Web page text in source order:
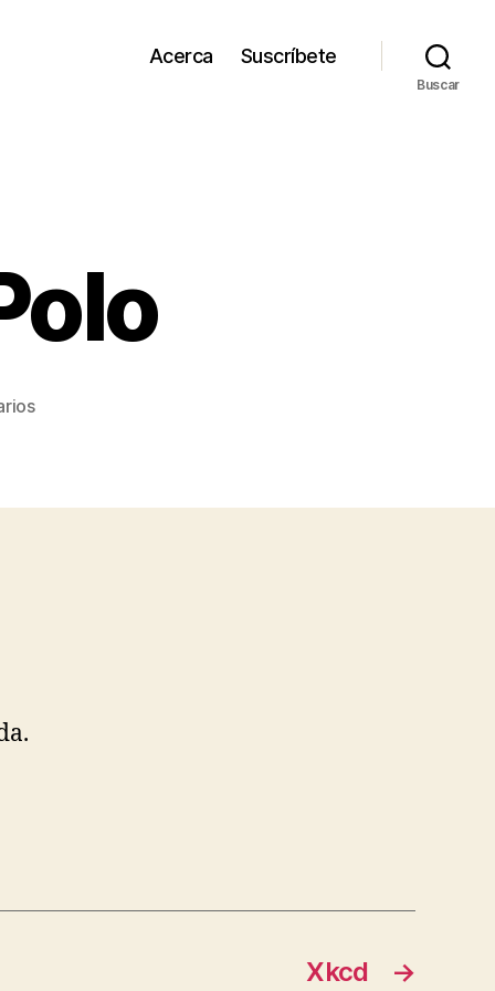
Acerca Suscríbete
Buscar
en
→
Xkcd